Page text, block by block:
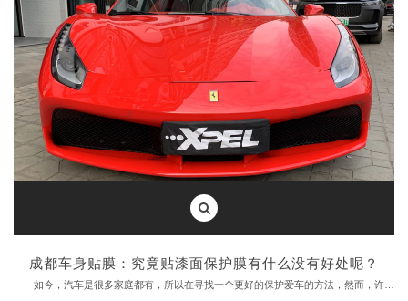
如果了解不够，要找一个靠谱的品牌，找专业的店家，不要想捡便宜。使用假冒伪劣产品，不仅起不到保护作用，还会危害车内人员的健康，影响出行。
劣质的汽车贴膜容易起泡，影响爱车的美观，也会使视线模糊，产生视觉疲劳，甚至使车内人员感到头晕恶心，降低行车安全。
如何选择一个大品牌？看看他的名声，看看他的实力。首先，必须有优质产品的保护，高质量的产品是一个品牌，手册。
其次，要看到客户的信任，看到用户体验是否好，成都XPEL可以把成千上万的客户服务好的品牌不会坏。
成都车身贴膜：究竟贴漆面保护膜有什么没有好处呢？